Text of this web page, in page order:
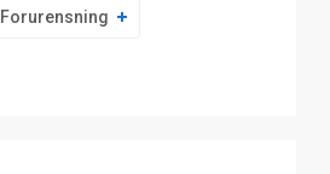
Forurensning